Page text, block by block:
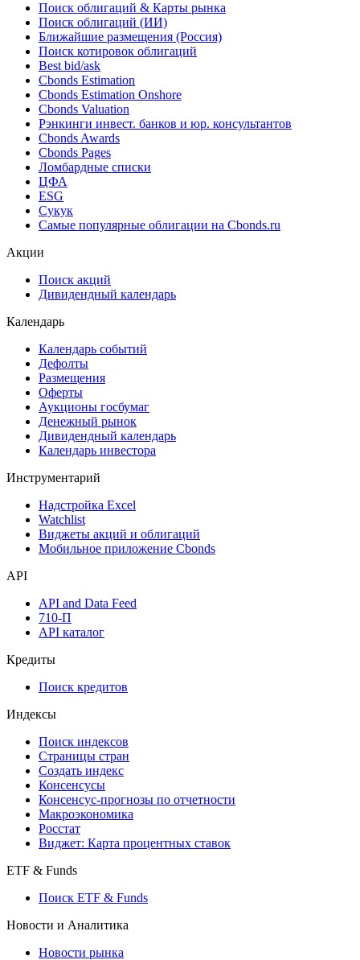
Поиск облигаций & Карты рынка
Поиск облигаций (ИИ)
Ближайшие размещения (Россия)
Поиск котировок облигаций
Best bid/ask
Cbonds Estimation
Cbonds Estimation Onshore
Cbonds Valuation
Рэнкинги инвест. банков и юр. консультантов
Cbonds Awards
Cbonds Pages
Ломбардные списки
ЦФА
ESG
Сукук
Самые популярные облигации на Cbonds.ru
Акции
Поиск акций
Дивидендный календарь
Календарь
Календарь событий
Дефолты
Размещения
Оферты
Аукционы госбумаг
Денежный рынок
Дивидендный календарь
Календарь инвестора
Инструментарий
Надстройка Excel
Watchlist
Виджеты акций и облигаций
Мобильное приложение Cbonds
API
API and Data Feed
710-П
API каталог
Кредиты
Поиск кредитов
Индексы
Поиск индексов
Страницы стран
Создать индекс
Консенсусы
Консенсус-прогнозы по отчетности
Макроэкономика
Росстат
Виджет: Карта процентных ставок
ETF & Funds
Поиск ETF & Funds
Новости и Аналитика
Новости рынка